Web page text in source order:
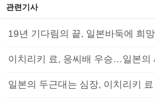
관련기사
19년 기다림의 끝, 일본바둑에 희
이치리키 료, 응씨배 우승…일본의
일본의 두근대는 심장, 이치리키